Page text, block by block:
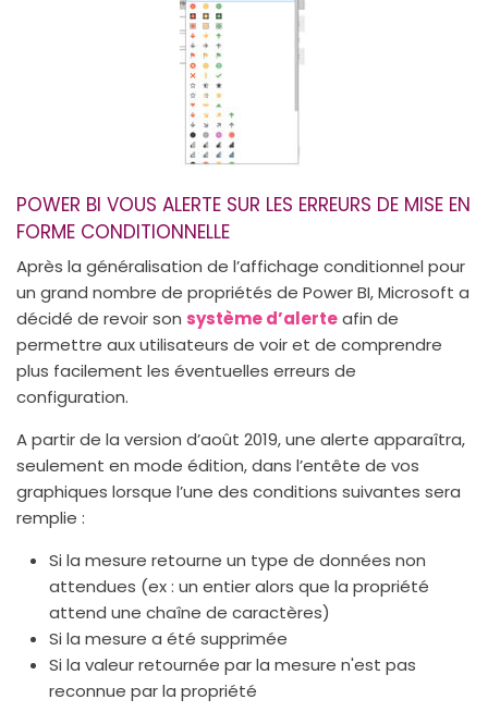
POWER BI VOUS ALERTE SUR LES ERREURS DE MISE EN
FORME CONDITIONNELLE
Après la généralisation de l’affichage conditionnel pour
un grand nombre de propriétés de Power BI, Microsoft a
décidé de revoir son système d’alerteafin de
permettre aux utilisateurs de voir et de comprendre
plus facilement les éventuelles erreurs de
configuration.
A partir de la version d’août 2019, une alerte apparaîtra,
seulement en mode édition, dans l’entête de vos
graphiques lorsque l’une des conditions suivantes sera
remplie :
Si la mesure retourne un type de données non
attendues (ex : un entier alors que la propriété
attend une chaîne de caractères)
Si la mesure a été supprimée
Si la valeur retournée par la mesure n'est pas
reconnue par la propriété